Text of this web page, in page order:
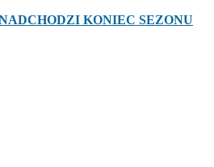
KONIEC SEZONU